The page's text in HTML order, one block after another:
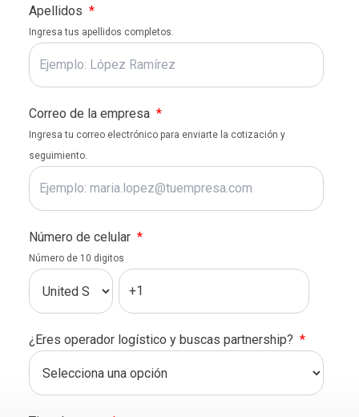
Apellidos *
Ingresa tus apellidos completos.
Correo de la empresa *
Ingresa tu correo electrónico para enviarte la cotización y
seguimiento.
Número de celular *
Número de 10 digitos
¿Eres operador logístico y buscas partnership?​ *